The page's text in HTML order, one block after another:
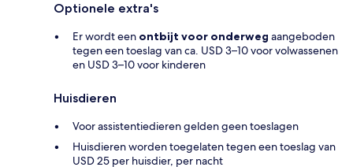
Optionele extra's
Er wordt een ontbijt voor onderweg aangeboden
tegen een toeslag van ca. USD 3–10 voor volwassenen
en USD 3–10 voor kinderen
Huisdieren
Voor assistentiedieren gelden geen toeslagen
Huisdieren worden toegelaten tegen een toeslag van
USD 25 per huisdier, per nacht